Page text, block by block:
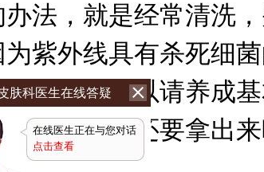
法，就是经常清洗
紫外线具有杀死细
生长，所以请养成
惯，洗后还要拿出
肤科医生在线答疑
在线医生正在与您对话
点击查看